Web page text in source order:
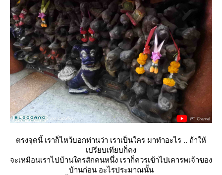
ตรงจุดนี้ เราก็ไหว้บอกท่านว่า เราเป็นใคร มาทำอะไร .. ถ้าให้
เปรียบเทียบก็คง
จะเหมือนเราไปบ้านใครสักคนหนึ่ง เราก็ควรเข้าไปเคารพเจ้าของ
บ้านก่อน อะไรประมาณนั้น